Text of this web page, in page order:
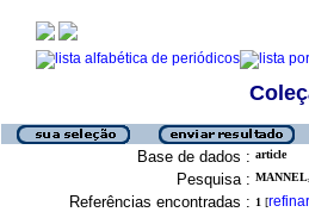
Base de dados : article
Pesquisa :
Referências encontradas : 1 [refinar